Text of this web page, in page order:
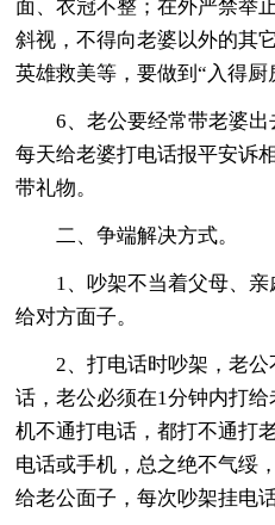
面、衣冠不整；在外严禁举
斜视，不得向老婆以外的其
英雄救美等，要做到“入得厨
6、老公要经常带老婆
每天给老婆打电话报平安诉
带礼物。
二、争端解决方式。
1、吵架不当着父母、
给对方面子。
2、打电话时吵架，老
话，老公必须在1分钟内打
机不通打电话，都打不通打
电话或手机，总之绝不气绥
给老公面子，每次吵架挂电